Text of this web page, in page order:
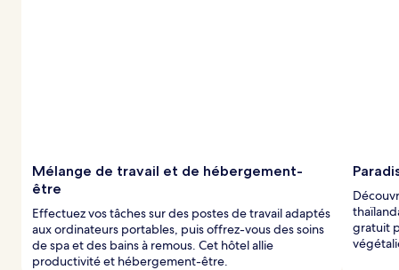
Mélange de travail et de hébergement-
être
Effectuez vos tâches sur des postes de travail adaptés
aux ordinateurs portables, puis offrez-vous des soins
de spa et des bains à remous. Cet hôtel allie
productivité et hébergement-être.
gratuit